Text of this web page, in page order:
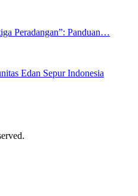
Peradangan”: Panduan…
Edan Sepur Indonesia